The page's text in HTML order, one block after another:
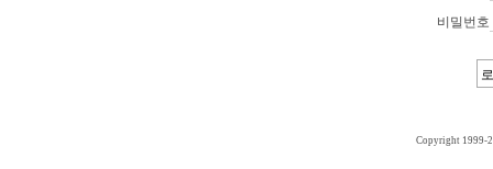
비밀번호
Copyright 1999-